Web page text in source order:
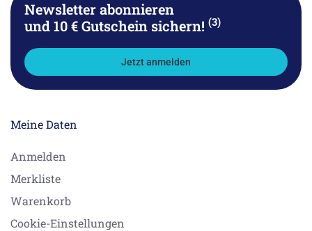
Newsletter abonnieren
und 10 € Gutschein sichern! (3)
Jetzt anmelden
Meine Daten
Anmelden
Merkliste
Warenkorb
Cookie-Einstellungen